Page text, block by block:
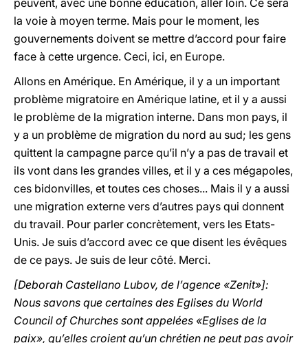
peuvent, avec une bonne éducation, aller loin. Ce sera
la voie à moyen terme. Mais pour le moment, les
gouvernements doivent se mettre d’accord pour faire
face à cette urgence. Ceci, ici, en Europe.
Allons en Amérique. En Amérique, il y a un important
problème migratoire en Amérique latine, et il y a aussi
le problème de la migration interne. Dans mon pays, il
y a un problème de migration du nord au sud; les gens
quittent la campagne parce qu’il n’y a pas de travail et
ils vont dans les grandes villes, et il y a ces mégapoles,
ces bidonvilles, et toutes ces choses... Mais il y a aussi
une migration externe vers d’autres pays qui donnent
du travail. Pour parler concrètement, vers les Etats-
Unis. Je suis d’accord avec ce que disent les évêques
de ce pays. Je suis de leur côté. Merci.
[Deborah Castellano Lubov, de l’agence «Zenit»]:
Nous savons que certaines des Eglises du World
Council of Churches sont appelées «Eglises de la
paix», qu’elles croient qu’un chrétien ne peut pas avoir